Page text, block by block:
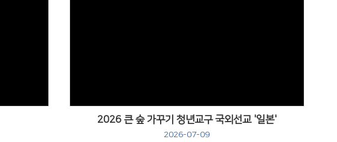
2026 큰 숲 가꾸기 청년교구 국외선교 '일본'
2026-07-09